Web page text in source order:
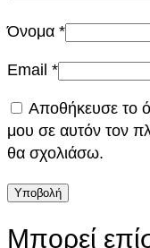
Όνομα *
Email *
Αποθήκευσε το
μου σε αυτόν τον
θα σχολιάσω.
Μπορεί